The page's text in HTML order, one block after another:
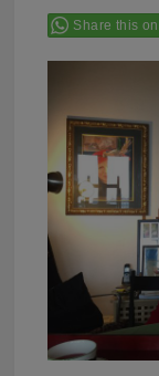
Share this